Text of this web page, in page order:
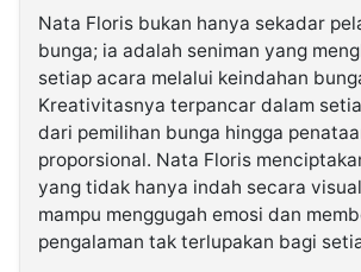
Nata Floris bukan hanya sekadar
bunga; ia adalah seniman yang
setiap acara melalui keindahan
Kreativitasnya terpancar dalam
dari pemilihan bunga hingga
proporsional. Nata Floris
yang tidak hanya indah secara
mampu menggugah emosi dan
pengalaman tak terlupakan bagi